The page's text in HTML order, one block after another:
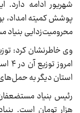
شهریور ادامه دارد.
پوشش کمیته امداد،
محرومیت‌زدایی
وی خاطرنشان کرد:
استان دیگر به